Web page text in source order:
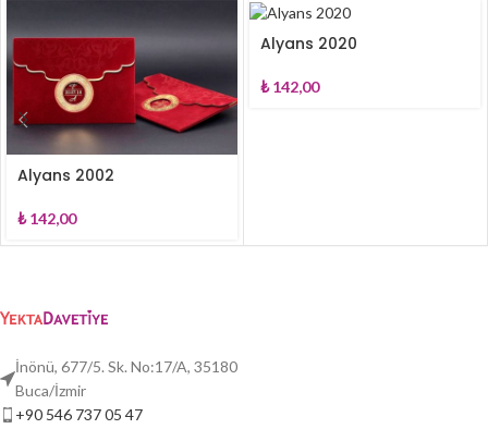
Alyans 2002
₺142,00
Alyans 2020
₺142,00
İnönü, 677/5. Sk. No:17/A, 35180
Buca/İzmir
+90 546 737 05 47